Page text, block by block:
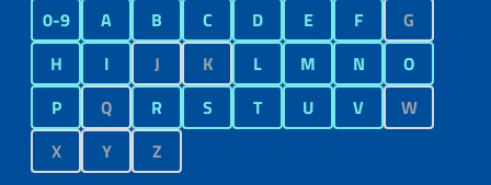
0-9 A B C D E F
G
H
I J K L M N
O
P
Q R S T U V
W
X
Y Z